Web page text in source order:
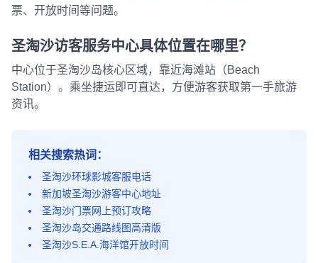
票、开放时间等问题。
圣淘沙访客服务中心具体位置在哪里？
中心位于圣淘沙岛核心区域，靠近海滩站（Beach
Station）。乘坐捷运即可直达，方便游客获取第一手旅游
资讯。
相关搜索热词：
圣淘沙环球影城客服电话
新加坡圣淘沙游客中心地址
圣淘沙门票网上预订攻略
圣淘沙岛交通路线图高清版
圣淘沙S.E.A.海洋馆开放时间